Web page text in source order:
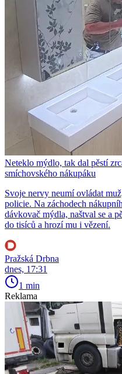
Neteklo mýdlo, tak dal pěstí
smíchovského nákupáku
Svoje nervy neumí ovládat
policie. Na záchodech
dávkovač mýdla, naštval se a
do tisíců a hrozí mu i vězení.
Pražská Drbna
dnes, 17:31
1 min
Reklama